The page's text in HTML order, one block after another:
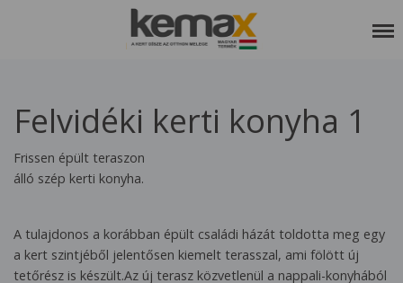
SZOLGÁLTATÁSAINK
REFERENCIÁK
KEDVCSINÁLÓ
KAPCSOLAT
ETIKAI KÓDEX
Felvidéki kerti konyha 1
Frissen épült teraszon
álló szép kerti konyha.
A tulajdonos a korábban épült családi házát toldotta meg egy
a kert szintjéből jelentősen kiemelt terasszal, ami fölött új
tetőrész is készült.Az új terasz közvetlenül a nappali-konyhából